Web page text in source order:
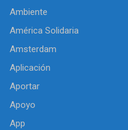
Ambiente
América Solidaria
Amsterdam
Aplicación
Aportar
Apoyo
App